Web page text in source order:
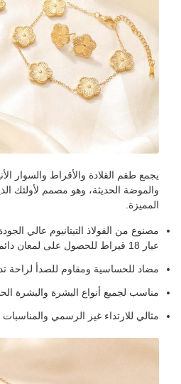
يجمع طقم القلادة والأقراط والسوار
والموضة الحديثة، وهو مصمم لأولئك
المميزة.
مصنوع من الفولاذ التيتانيوم عالي
عيار 18 قيراط للحصول على لمعان دائم
مضاد للحساسية ومقاوم للصدأ لراحة
مناسب لجميع أنواع البشرة والبشرة
مثالي للارتداء غير الرسمي